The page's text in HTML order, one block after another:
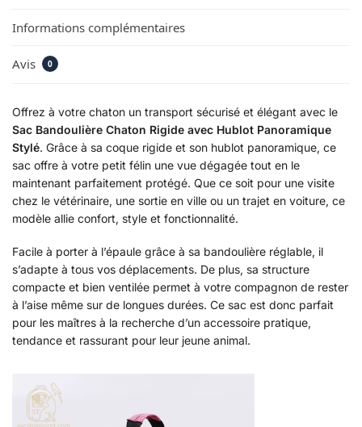
Informations complémentaires
Avis 0
Offrez à votre chaton un transport sécurisé et élégant avec le
Sac Bandoulière Chaton Rigide avec Hublot Panoramique
Stylé. Grâce à sa coque rigide et son hublot panoramique, ce
sac offre à votre petit félin une vue dégagée tout en le
maintenant parfaitement protégé. Que ce soit pour une visite
chez le vétérinaire, une sortie en ville ou un trajet en voiture, ce
modèle allie confort, style et fonctionnalité.
Facile à porter à l’épaule grâce à sa bandoulière réglable, il
s’adapte à tous vos déplacements. De plus, sa structure
compacte et bien ventilée permet à votre compagnon de rester
à l’aise même sur de longues durées. Ce sac est donc parfait
pour les maîtres à la recherche d’un accessoire pratique,
tendance et rassurant pour leur jeune animal.